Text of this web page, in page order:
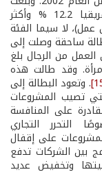
هذه النسبة في الشرق الأوسط وشمال إفريقيا 12.2 % وأكثر
88.2 مليون بدون عمل)، لا سيما الفئة
نسبة بطالة ساحقة وصلت إلى
العمل من الرجال بلغ
النساء 77.8 مليون امرأة. وقد طالت هذه
. وتعود البطالة إلى
تصيب المشروعات
على المنافسة
التحرر التجاري
على إقفال
بين الشركات تدفع
وتخفيض عديد